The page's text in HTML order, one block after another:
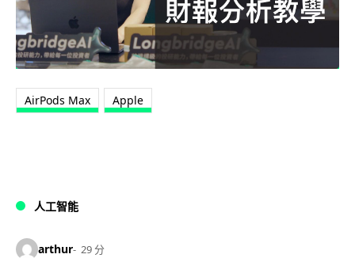
AirPods Max Apple
人工智能
arthur 29 分